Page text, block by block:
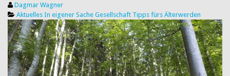
Dagmar Wagner
Aktuelles In eigener Sache Gesellschaft Tipps fürs Älterwerden